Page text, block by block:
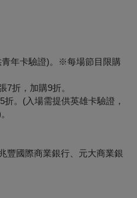
青年卡驗證)。※每場節目限購
7折，加購9折。
折。(入場需提供英雄卡驗證，
豐國際商業銀行、元大商業銀